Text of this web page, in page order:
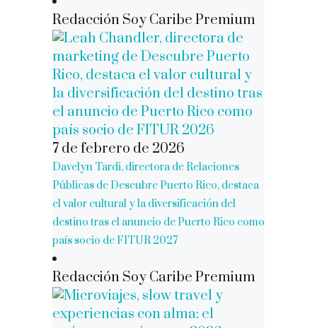
Redacción Soy Caribe Premium
7 de febrero de 2026
Davelyn Tardi, directora de Relaciones
Públicas de Descubre Puerto Rico, destaca
el valor cultural y la diversificación del
destino tras el anuncio de Puerto Rico como
país socio de FITUR 2027
Redacción Soy Caribe Premium